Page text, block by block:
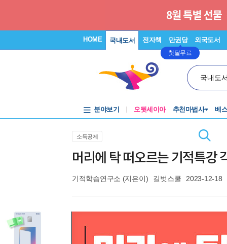
HOME 국내도서 전자책 만권당
첫달무료
외국도서
국내도
분야보기 오뒷세이아 추천마법사 베
소득공제
머리에 탁 떠오르는 기적특강
기적학습연구소 (지은이) 길벗스쿨 2023-12-18